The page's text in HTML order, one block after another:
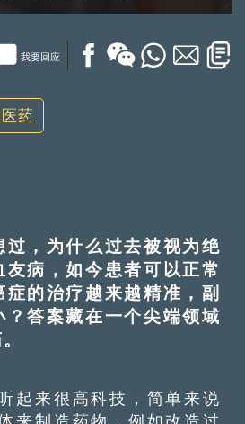
我要回应
药
，为什么过去被视为绝
病，如今患者可以正常
的治疗越来越精准，副
？答案藏在一个尖端领域
来很高科技，简单来说